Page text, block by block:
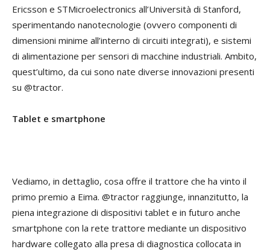
Ericsson e STMicroelectronics all’Università di Stanford,
sperimentando nanotecnologie (ovvero componenti di
dimensioni minime all’interno di circuiti integrati), e sistemi
di alimentazione per sensori di macchine industriali. Ambito,
quest’ultimo, da cui sono nate diverse innovazioni presenti
su @tractor.
Tablet e smartphone
Vediamo, in dettaglio, cosa offre il trattore che ha vinto il
primo premio a Eima. @tractor raggiunge, innanzitutto, la
piena integrazione di dispositivi tablet e in futuro anche
smartphone con la rete trattore mediante un dispositivo
hardware collegato alla presa di diagnostica collocata in